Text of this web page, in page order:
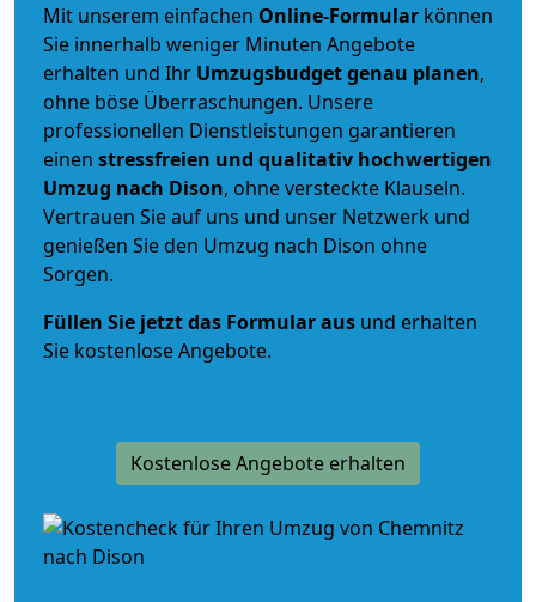
Mit unserem einfachen Online-Formular können
Sie innerhalb weniger Minuten Angebote
erhalten und Ihr Umzugsbudgetgenau planen,
ohne böse Überraschungen. Unsere
professionellen Dienstleistungen garantieren
einen stressfreien und qualitativ hochwertigen
Umzug nach Dison, ohne versteckte Klauseln.
Vertrauen Sie auf uns und unser Netzwerk und
genießen Sie den Umzug nach Dison ohne
Sorgen.
Füllen Sie jetzt das Formular aus und erhalten
Sie kostenlose Angebote.
Kostenlose Angebote erhalten